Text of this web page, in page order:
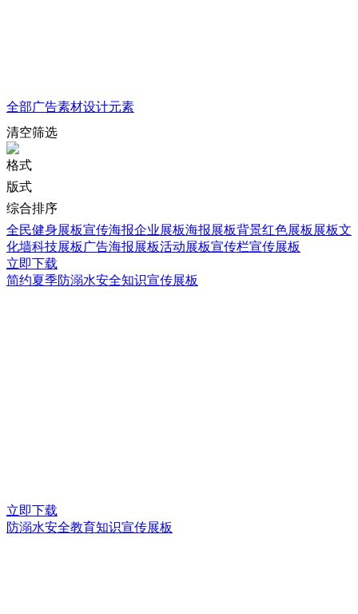
全部广告素材设计元素
清空筛选
格式
版式
综合排序
全民健身展板宣传海报企业展板海报展板背景红色展板 展板文
化墙科技展板 广告海报展板活动展板宣传栏宣传展板
立即下载
简约夏季防溺水安全知识宣传展板
立即下载
防溺水安全教育知识宣传展板